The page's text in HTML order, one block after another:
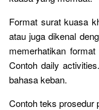
Format surat kuasa
atau juga dikenal
memerhatikan
Contoh daily
bahasa keban.
Contoh teks prosedur